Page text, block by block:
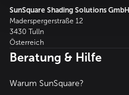
SunSquare Shading Solutions GmbH
Maderspergerstraße 12
3430 Tulln
Österreich
Beratung & Hilfe
Warum SunSquare?